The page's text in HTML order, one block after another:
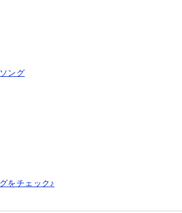
ング
をチェック♪